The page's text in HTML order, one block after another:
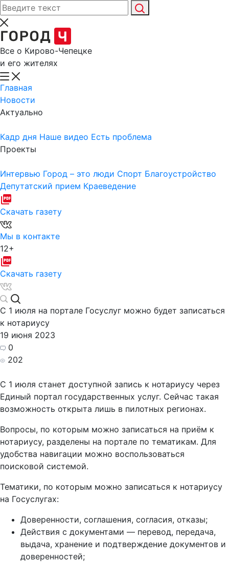
Все о Кирово-Чепецке
и его жителях
Главная
Новости
Актуально
Кадр дня Наше видео Есть проблема
Проекты
Интервью Город – это люди Спорт Благоустройство
Депутатский прием Краеведение
Скачать газету
Мы в контакте
12+
Скачать газету
С 1 июля на портале Госуслуг можно будет записаться
к нотариусу
19 июня 2023
0
202
С 1 июля станет доступной запись к нотариусу через
Единый портал государственных услуг. Сейчас такая
возможность открыта лишь в пилотных регионах.
Вопросы, по которым можно записаться на приём к
нотариусу, разделены на портале по тематикам. Для
удобства навигации можно воспользоваться
поисковой системой.
Тематики, по которым можно записаться к нотариусу
на Госуслугах:
Доверенности, соглашения, согласия, отказы;
Действия с документами — перевод, передача,
выдача, хранение и подтверждение документов и
доверенностей;